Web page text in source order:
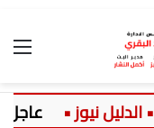
عاجل: